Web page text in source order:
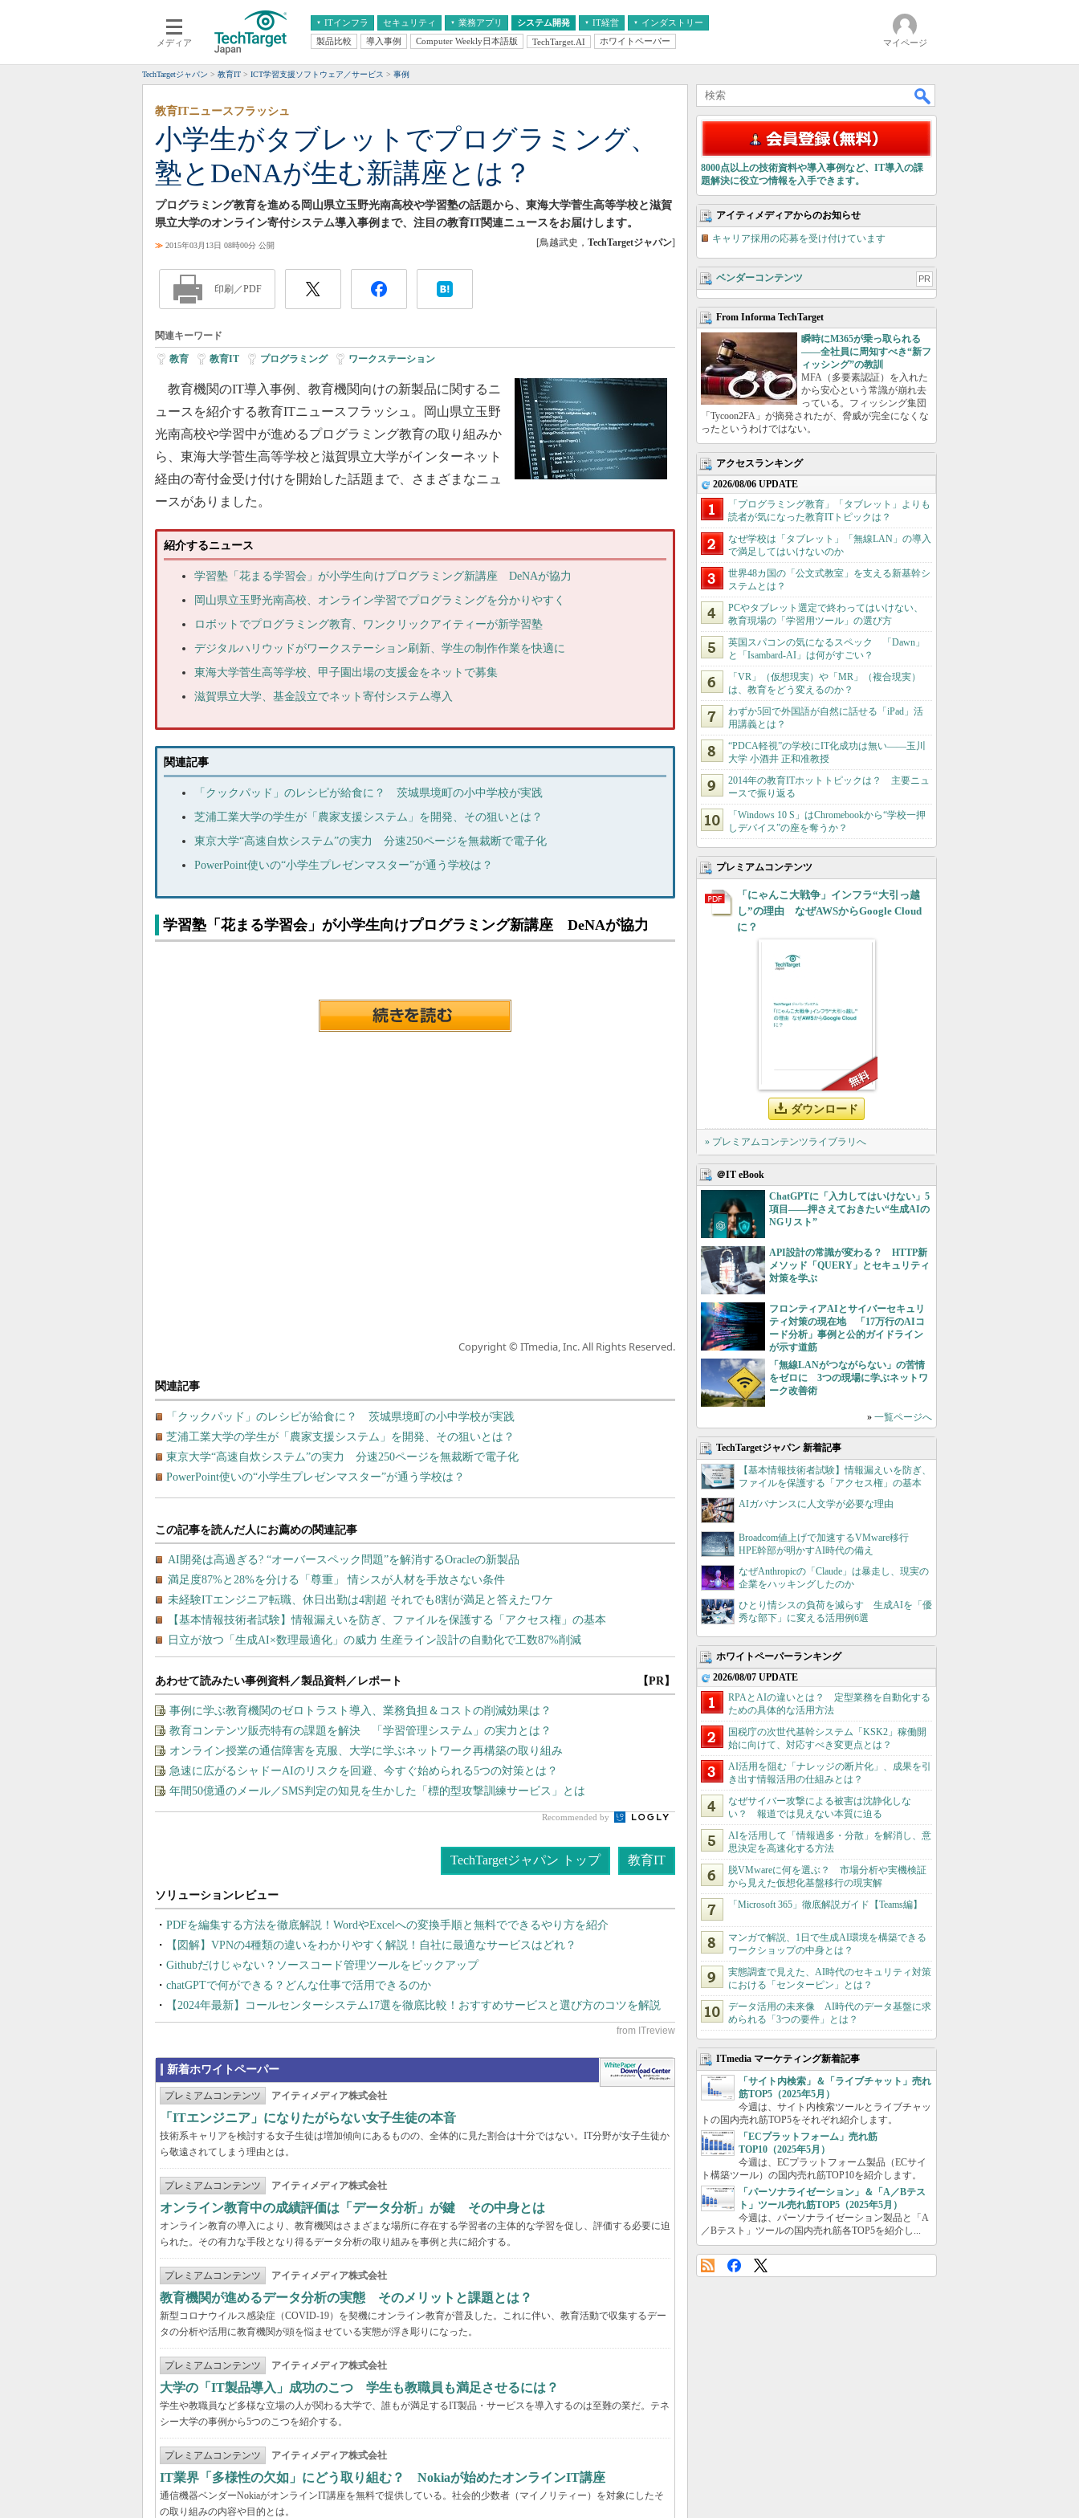
メディア
ITインフラ
クラウド
スマートモバイル
ネットワーク
システム運用管理
セキュリティ 業務アプリ
エンタープライズAI
ERP
情報系システム
システム開発 IT経営
経営とIT
インダストリー
医療IT
製品比較 導入事例 Computer Weekly日本語版 TechTarget.AI ホワイトペーパー マイページ
TechTargetジャパン 教育IT ICT学習支援ソフトウェア／サービス 事例
小学生がタブレットでプログラミング、
塾とDeNAが生む新講座とは？
教育ITニュースフラッシュ
プログラミング教育を進める岡山県立玉野光南高校や学習塾の話題から、東海大学菅生高等学校と滋賀
県立大学のオンライン寄付システム導入事例まで、注目の教育IT関連ニュースをお届けします。
≫ 2015年03月13日 08時00分 公開 [鳥越武史， TechTargetジャパン]
印刷／PDF
関連キーワード
教育 教育IT プログラミング| ワークステーション
教育機関のIT導入事例、教育機関向けの新製品に関するニ
ュースを紹介する教育ITニュースフラッシュ。岡山県立玉野
光南高校や学習中が進めるプログラミング教育の取り組みか
ら、東海大学菅生高等学校と滋賀県立大学がインターネット
経由の寄付金受け付けを開始した話題まで、さまざまなニュ
ースがありました。
紹介するニュース
学習塾「花まる学習会」が小学生向けプログラミング新講座 DeNAが協力
岡山県立玉野光南高校、オンライン学習でプログラミングを分かりやすく
ロボットでプログラミング教育、ワンクリックアイティーが新学習塾
デジタルハリウッドがワークステーション刷新、学生の制作作業を快適に
東海大学菅生高等学校、甲子園出場の支援金をネットで募集
滋賀県立大学、基金設立でネット寄付システム導入
関連記事
「クックパッド」のレシピが給食に？ 茨城県境町の小中学校が実践
芝浦工業大学の学生が「農家支援システム」を開発、その狙いとは？
東京大学“高速自炊システム”の実力 分速250ページを無裁断で電子化
PowerPoint使いの“小学生プレゼンマスター”が通う学校は？
学習塾「花まる学習会」が小学生向けプログラミング新講座 DeNAが協力
Copyright © ITmedia, Inc. All Rights Reserved.
関連記事
「クックパッド」のレシピが給食に？ 茨城県境町の小中学校が実践
芝浦工業大学の学生が「農家支援システム」を開発、その狙いとは？
東京大学“高速自炊システム”の実力 分速250ページを無裁断で電子化
PowerPoint使いの“小学生プレゼンマスター”が通う学校は？
あわせて読みたい事例資料／製品資料／レポート 【PR】
事例に学ぶ教育機関のゼロトラスト導入、業務負担＆コストの削減効果は？
教育コンテンツ販売特有の課題を解決 「学習管理システム」の実力とは？
オンライン授業の通信障害を克服、大学に学ぶネットワーク再構築の取り組み
急速に広がるシャドーAIのリスクを回避、今すぐ始められる5つの対策とは？
年間50億通のメール／SMS判定の知見を生かした「標的型攻撃訓練サービス」とは
Recommended by
TechTargetジャパン トップ 教育IT
PDFを編集する方法を徹底解説！WordやExcelへの変換手順と無料でできるやり方を紹介
【図解】VPNの4種類の違いをわかりやすく解説！自社に最適なサービスはどれ？
Githubだけじゃない？ソースコード管理ツールをピックアップ
chatGPTで何ができる？どんな仕事で活用できるのか
【2024年最新】コールセンターシステム17選を徹底比較！おすすめサービスと選び方のコツを解説
新着ホワイトペーパー
プレミアムコンテンツ アイティメディア株式会社
「ITエンジニア」になりたがらない女子生徒の本音
技術系キャリアを検討する女子生徒は増加傾向にあるものの、全体的に見た割合は十分ではない。IT分野が女子生徒か
ら敬遠されてしまう理由とは。
プレミアムコンテンツ アイティメディア株式会社
オンライン教育中の成績評価は「データ分析」が鍵 その中身とは
オンライン教育の導入により、教育機関はさまざまな場所に存在する学習者の主体的な学習を促し、評価する必要に迫
られた。その有力な手段となり得るデータ分析の取り組みを事例と共に紹介する。
プレミアムコンテンツ アイティメディア株式会社
教育機関が進めるデータ分析の実態 そのメリットと課題とは？
新型コロナウイルス感染症（COVID-19）を契機にオンライン教育が普及した。これに伴い、教育活動で収集するデー
タの分析や活用に教育機関が頭を悩ませている実態が浮き彫りになった。
プレミアムコンテンツ アイティメディア株式会社
大学の「IT製品導入」成功のこつ 学生も教職員も満足させるには？
学生や教職員など多様な立場の人が関わる大学で、誰もが満足するIT製品・サービスを導入するのは至難の業だ。テネ
シー大学の事例から5つのこつを紹介する。
プレミアムコンテンツ アイティメディア株式会社
IT業界「多様性の欠如」にどう取り組む？ Nokiaが始めたオンラインIT講座
通信機器ベンダーNokiaがオンラインIT講座を無料で提供している。社会的少数者（マイノリティー）を対象にしたそ
の取り組みの内容や目的とは。
8000点以上の技術資料や導入事例など、IT導入の課
題解決に役立つ情報を入手できます。
アイティメディアからのお知らせ
キャリア採用の応募を受け付けています
ベンダーコンテンツ PR
From Informa TechTarget
瞬時にM365が乗っ取られる
――全社員に周知すべき“新フ
ィッシング”の教訓
MFA（多要素認証）を入れた
から安心という常識が崩れ去
っている。フィッシング集団
「Tycoon2FA」が摘発されたが、脅威が完全になくな
ったというわけではない。
アクセスランキング
2026/08/06 UPDATE
「プログラミング教育」「タブレット」よりも
読者が気になった教育ITトピックは？
なぜ学校は「タブレット」「無線LAN」の導入
で満足してはいけないのか
世界48カ国の「公文式教室」を支える新基幹シ
ステムとは？
PCやタブレット選定で終わってはいけない、
教育現場の「学習用ツール」の選び方
英国スパコンの気になるスペック 「Dawn」
と「Isambard-AI」は何がすごい？
「VR」（仮想現実）や「MR」（複合現実）
は、教育をどう変えるのか？
わずか5回で外国語が自然に話せる「iPad」活
用講義とは？
“PDCA軽視”の学校にIT化成功は無い――玉川
大学 小酒井 正和准教授
2014年の教育ITホットトピックは？ 主要ニュ
ースで振り返る
「Windows 10 S」はChromebookから“学校一押
しデバイス”の座を奪うか？
プレミアムコンテンツ
「にゃんこ大戦争」インフラ“大引っ越
し”の理由 なぜAWSからGoogle Cloud
に？
ダウンロード
» プレミアムコンテンツライブラリへ
＠IT eBook
ChatGPTに「入力してはいけない」5
項目――押さえておきたい“生成AIの
NGリスト”
API設計の常識が変わる？ HTTP新
メソッド「QUERY」とセキュリティ
対策を学ぶ
フロンティアAIとサイバーセキュリ
ティ対策の現在地 「17万行のAIコ
ード分析」事例と公的ガイドライン
が示す道筋
「無線LANがつながらない」の苦情
をゼロに 3つの現場に学ぶネットワ
ーク改善術
» 一覧ページへ
TechTargetジャパン 新着記事
【基本情報技術者試験】情報漏えいを防ぎ、
ファイルを保護する「アクセス権」の基本
AIガバナンスに人文学が必要な理由
Broadcom値上げで加速するVMware移行
HPE幹部が明かすAI時代の備え
なぜAnthropicの「Claude」は暴走し、現実の
企業をハッキングしたのか
ひとり情シスの負荷を減らす 生成AIを「優
秀な部下」に変える活用例6選
ホワイトペーパーランキング
2026/08/07 UPDATE
RPAとAIの違いとは？ 定型業務を自動化する
ための具体的な活用方法
国税庁の次世代基幹システム「KSK2」稼働開
始に向けて、対応すべき変更点とは？
AI活用を阻む「ナレッジの断片化」、成果を引
き出す情報活用の仕組みとは？
なぜサイバー攻撃による被害は沈静化しな
い？ 報道では見えない本質に迫る
AIを活用して「情報過多・分散」を解消し、意
思決定を高速化する方法
脱VMwareに何を選ぶ？ 市場分析や実機検証
から見えた仮想化基盤移行の現実解
「Microsoft 365」徹底解説ガイド【Teams編】
マンガで解説、1日で生成AI環境を構築できる
ワークショップの中身とは？
実態調査で見えた、AI時代のセキュリティ対策
における「センターピン」とは？
データ活用の未来像 AI時代のデータ基盤に求
められる「3つの要件」とは？
ITmedia マーケティング新着記事
「サイト内検索」＆「ライブチャット」売れ
筋TOP5（2025年5月）
今週は、サイト内検索ツールとライブチャッ
トの国内売れ筋TOP5をそれぞれ紹介します。
「ECプラットフォーム」売れ筋
TOP10（2025年5月）
今週は、ECプラットフォーム製品（ECサイ
ト構築ツール）の国内売れ筋TOP10を紹介します。
「パーソナライゼーション」＆「A／Bテス
ト」ツール売れ筋TOP5（2025年5月）
今週は、パーソナライゼーション製品と「A
／Bテスト」ツールの国内売れ筋各TOP5を紹介し...